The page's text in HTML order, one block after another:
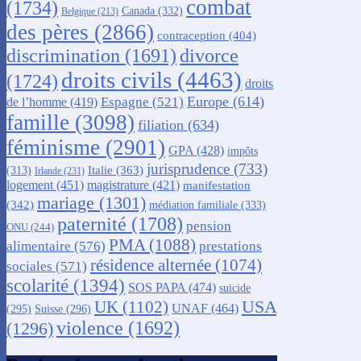
(1734) Belgique (213) Canada (332) combat
des pères (2866) contraception (404)
discrimination (1691) divorce
(1724) droits civils (4463) droits
de l’homme (419) Espagne (521) Europe (614)
famille (3098) filiation (634)
féminisme (2901) GPA (428) impôts
(313) Irlande (231) Italie (363) jurisprudence (733)
logement (451) magistrature (421) manifestation
(342) mariage (1301) médiation familiale (333)
ONU (244) paternité (1708) pension
alimentaire (576) PMA(1088) prestations
sociales (571) résidence alternée (1074)
scolarité (1394) SOS PAPA(474) suicide
(295) Suisse (296) UK (1102) UNAF (464) USA
(1296)violence (1692)